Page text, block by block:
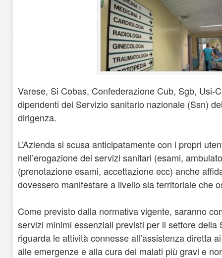
Varese, Si Cobas, Confederazione Cub, Sgb, Usi-
dipendenti del Servizio sanitario nazionale (Ssn)
dirigenza.
L’Azienda si scusa anticipatamente con i propri
nell’erogazione dei servizi sanitari (esami,
(prenotazione esami, accettazione ecc) anche
dovessero manifestare a livello sia territoriale che
Come previsto dalla normativa vigente, saranno
servizi minimi essenziali previsti per il settore della
riguarda le attività connesse all’assistenza diretta
alle emergenze e alla cura dei malati più gravi e